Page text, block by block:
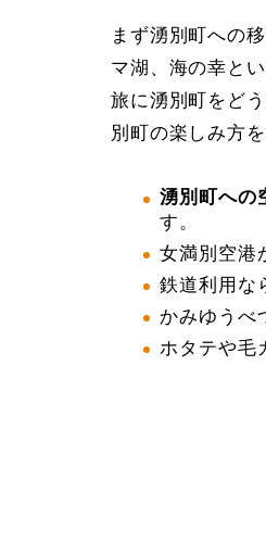
まず湧別町への
マ湖、海の幸と
旅に湧別町をど
別町の楽しみ方
湧別町への
す。
女満別空港
鉄道利用な
かみゆうべ
ホタテや毛